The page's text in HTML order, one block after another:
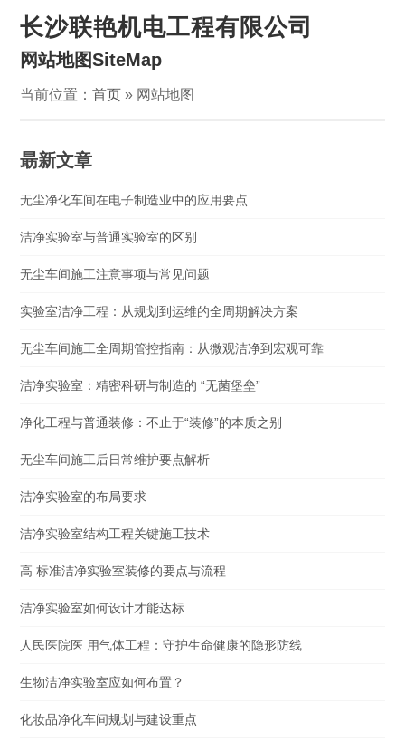
长沙联艳机电工程有限公司
网站地图SiteMap
当前位置：首页 » 网站地图
朂新文章
无尘净化车间在电子制造业中的应用要点
洁净实验室与普通实验室的区别
无尘车间施工注意事项与常见问题
实验室洁净工程：从规划到运维的全周期解决方案
无尘车间施工全周期管控指南：从微观洁净到宏观可靠
洁净实验室：精密科研与制造的 “无菌堡垒”
净化工程与普通装修：不止于“装修”的本质之别
无尘车间施工后日常维护要点解析
洁净实验室的布局要求
洁净实验室结构工程关键施工技术
高 标准洁净实验室装修的要点与流程
洁净实验室如何设计才能达标
人民医院医 用气体工程：守护生命健康的隐形防线
生物洁净实验室应如何布置？
化妆品净化车间规划与建设重点